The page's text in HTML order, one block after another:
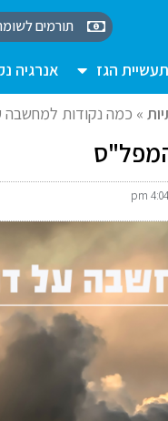
תורמים
תעשיית הגז אנרגיה
» כמה נקודות
4:04 pm